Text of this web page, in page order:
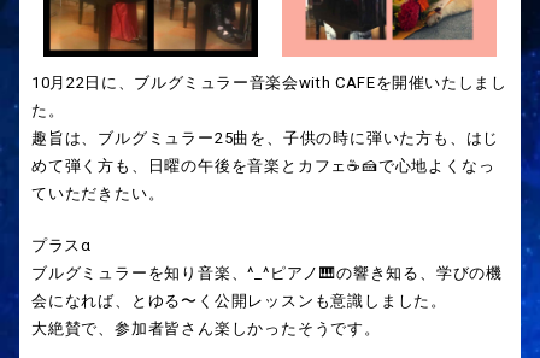
10月22日に、ブルグミュラー音楽会with CAFEを開催いたしまし
た。
趣旨は、ブルグミュラー25曲を、子供の時に弾いた方も、はじ
めて弾く方も、日曜の午後を音楽とカフェ☕️🍰で心地よくなっ
ていただきたい。
プラスα
ブルグミュラーを知り音楽、^_^ピアノ🎹の響き知る、学びの機
会になれば、とゆる〜く公開レッスンも意識しました。
大絶賛で、参加者皆さん楽しかったそうです。